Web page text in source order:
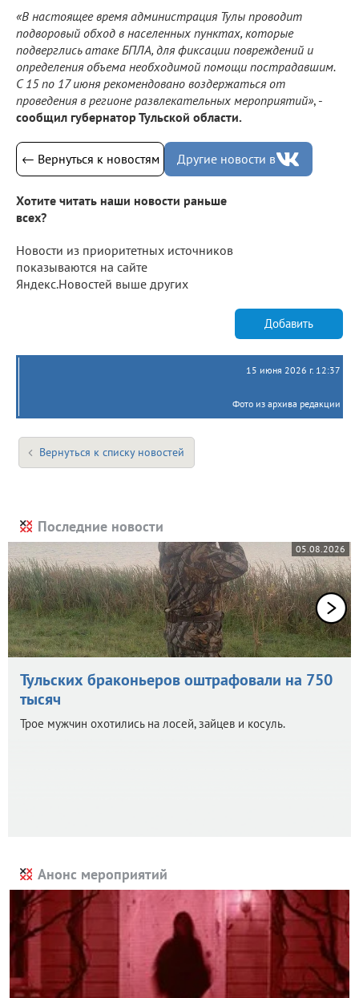
«В настоящее время администрация Тулы проводит
подворовый обход в населенных пунктах, которые
подверглись атаке БПЛА, для фиксации повреждений и
определения объема необходимой помощи пострадавшим.
С 15 по 17 июня рекомендовано воздержаться от
проведения в регионе развлекательных мероприятий», -
сообщил губернатор Тульской области.
← Вернуться к новостям Другие новости в
Хотите читать наши новости раньше
всех?
Новости из приоритетных источников
показываются на сайте
Яндекс.Новостей выше других
Добавить
15 июня 2026 г. 12:37
Фото из архива редакции
Вернуться к списку новостей
Последние новости
05.08.2026
Тульских браконьеров оштрафовали на 750
тысяч
Трое мужчин охотились на лосей, зайцев и косуль.
Анонс мероприятий